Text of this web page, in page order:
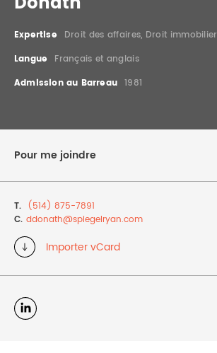
DROIT IMMOBILIER
STAGES
Expertise
Droit des affaires, Droit immobilier
Langue
Français et anglais
Admission au Barreau 1981
Pour me joindre
T. (514) 875-7891
C. ddonath@spiegelryan.com
Importer vCard